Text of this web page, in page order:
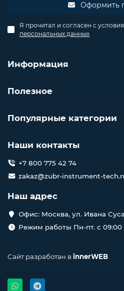
Оформить
Я прочитал и согласен с
персональных данных
Информация
Полезное
Популярные категории
Наши контакты
+7 800 775 42 74
zakaz@zubr-instrument-
Наш адрес
Офис: Москва, ул. Ивана
Режим работы Пн-пт. с
Сайт разработан вinnerWEB